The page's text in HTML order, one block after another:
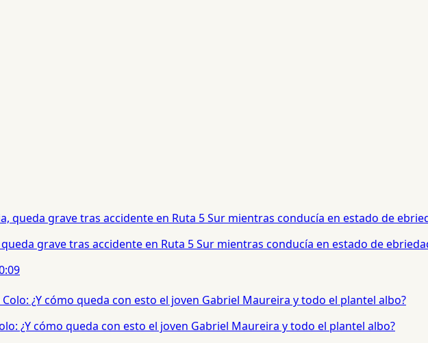
grave tras accidente en Ruta 5 Sur mientras conducía en estado de
¿Y cómo queda con esto el joven Gabriel Maureira y todo el plantel albo?